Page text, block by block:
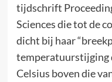
tijdschrift
Sciences die tot de
dicht bij haar
temperatuurstijging
Celsius boven die